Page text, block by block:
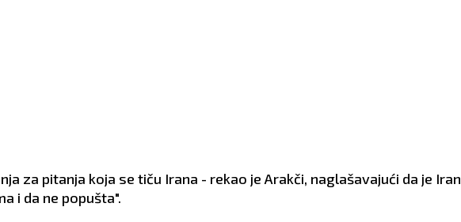
za pitanja koja se tiču Irana - rekao je Arakči, naglašavajući da je Iran
i da ne popušta".